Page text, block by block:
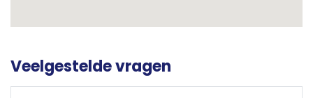
Veelgestelde vragen